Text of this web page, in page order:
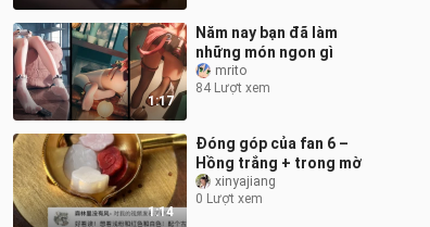
1:17
Năm nay bạn đã làm
những món ngon gì
mrito
84 Lượt xem
1:14
Đóng góp của fan 6 –
Hồng trắng + trong mờ
xinyajiang
0 Lượt xem